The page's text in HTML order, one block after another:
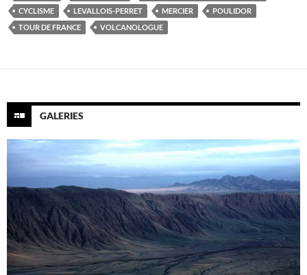
CYCLISME
LEVALLOIS-PERRET MERCIER
POULIDOR
TOUR DE FRANCE
VOLCANOLOGUE
GALERIES